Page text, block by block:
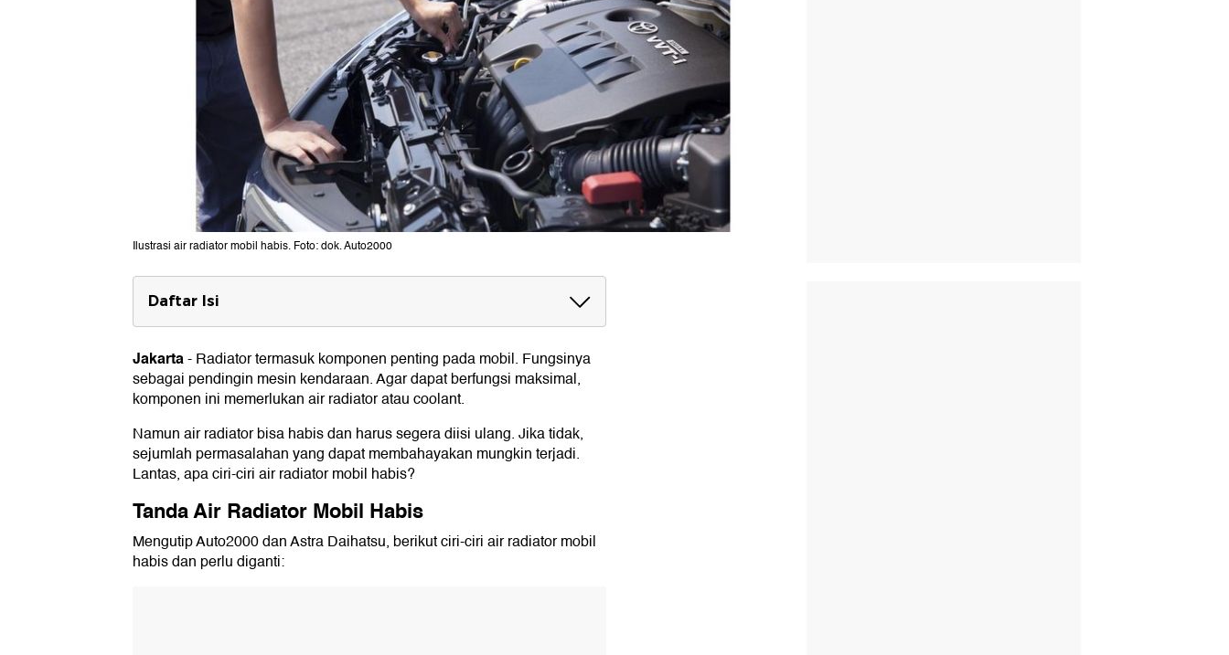
Ilustrasi air radiator mobil habis. Foto: dok. Auto2000
Daftar Isi
Tanda Air Radiator Mobil Habis
1. Suara Mesin Kasar
2. Performa Mesin Kurang Bertenaga
3. AC Kurang Dingin
4. Mesin Mobil Overheat
5. Lampu Indikator Menyala Merah
Cara Mengisi Air Radiator Mobil dengan Benar
1. Pastikan Mesin dalam Kondisi Dingin
3. Cek Kondisi Air Radiator
5. Gunakan Bantuan Corong
6. Isi Air Radiator dengan Jumlah Tepat
Jakarta-Radiator termasuk komponen penting pada mobil. Fungsinya
sebagai pendingin mesin kendaraan. Agar dapat berfungsi maksimal,
komponen ini memerlukan air radiator atau coolant.
Namun air radiator bisa habis dan harus segera diisi ulang. Jika tidak,
sejumlah permasalahan yang dapat membahayakan mungkin terjadi.
Lantas, apa ciri-ciri air radiator mobil habis?
Tanda Air Radiator Mobil Habis
Mengutip Auto2000 dan Astra Daihatsu, berikut ciri-ciri air radiator mobil
habis dan perlu diganti: